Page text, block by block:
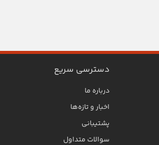
دسترسی سریع
درباره ما
اخبار و تازه‌ها
پشتیبانی
سوالات متداول